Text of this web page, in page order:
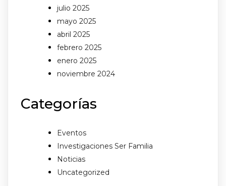
julio 2025
mayo 2025
abril 2025
febrero 2025
enero 2025
noviembre 2024
Categorías
Eventos
Investigaciones Ser Familia
Noticias
Uncategorized